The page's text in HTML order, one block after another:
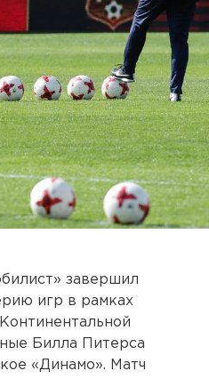
завершил
игр в рамках
Билла Питерса
«Динамо». Матч